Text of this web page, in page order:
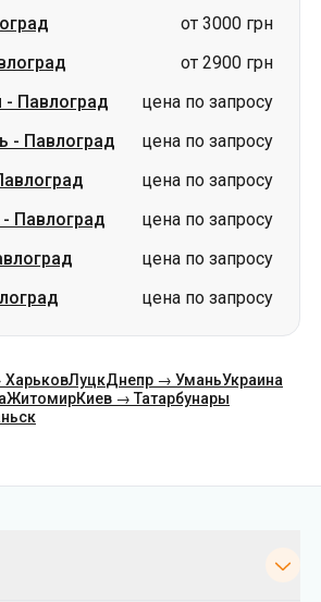
от 3000 грн
от 2900 грн
- Павлоград
цена по запросу
- Павлоград
цена по запросу
цена по запросу
- Павлоград
цена по запросу
цена по запросу
цена по запросу
ЛуцкДнепр → УманьУкраина
ЖитомирКиев → Татарбунары